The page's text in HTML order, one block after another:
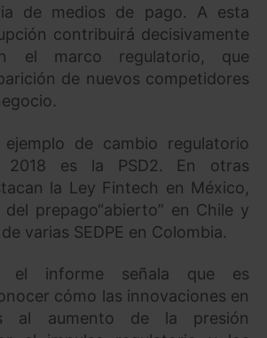
de medios de pago. A esta
contribuirá decisivamente
el marco regulatorio, que
de nuevos competidores
de cambio regulatorio
2018 es la PSD2. En otras
la Ley Fintech en México,
prepago“abierto” en Chile y
varias SEDPE en Colombia.
el informe señala que es
cómo las innovaciones en
al aumento de la presión